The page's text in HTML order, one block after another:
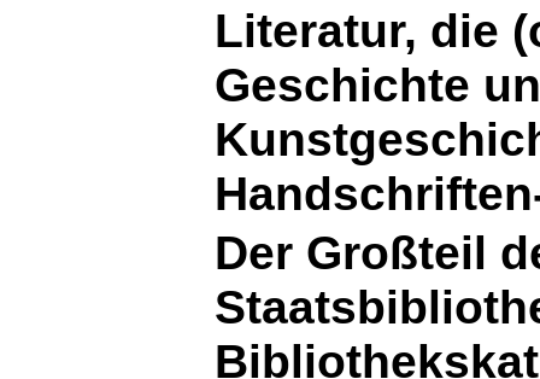
Literatur, die
Geschichte
Der Großteil